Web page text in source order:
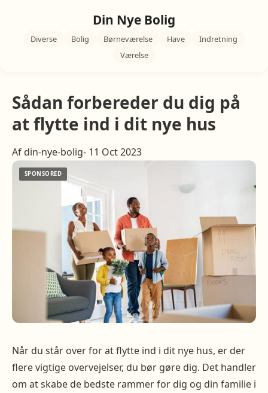
Din Nye Bolig
Diverse Bolig Børneværelse Have
Indretning
Værelse
Sådan forbereder du dig på
at flytte ind i dit nye hus
Af din-nye-bolig- 11 Oct 2023
Når du står over for at flytte ind i dit nye hus, er der
flere vigtige overvejelser, du bør gøre dig. Det handler
om at skabe de bedste rammer for dig og din familie i